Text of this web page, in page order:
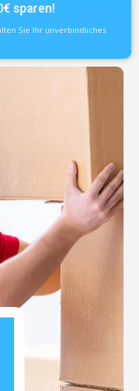
sparen!
Sie Ihr unverbindliches